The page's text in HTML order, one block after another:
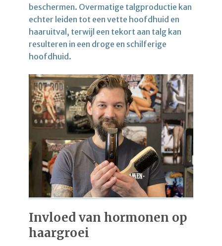
beschermen. Overmatige talgproductie kan
echter leiden tot een vette hoofdhuid en
haaruitval, terwijl een tekort aan talg kan
resulteren in een droge en schilferige
hoofdhuid.
Invloed van hormonen op
haargroei